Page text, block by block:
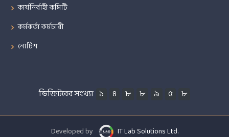
কার্যনির্বাহী কমিটি
কর্মকর্তা কর্মচারী
নোটিশ
ভিজিটরের সংখ্যা ১ ৪ ৮ ৮ ৯ ৫ ৮
Developed by IT Lab Solutions Ltd.